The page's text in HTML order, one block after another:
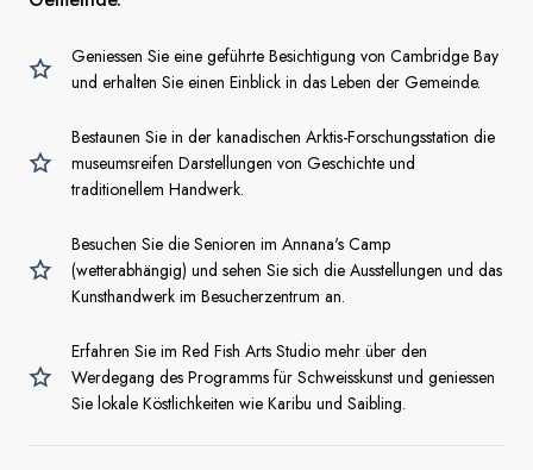
Geniessen Sie eine geführte Besichtigung von Cambridge Bay
und erhalten Sie einen Einblick in das Leben der Gemeinde.
Bestaunen Sie in der kanadischen Arktis-Forschungsstation die
museumsreifen Darstellungen von Geschichte und
traditionellem Handwerk.
Besuchen Sie die Senioren im Annana's Camp
(wetterabhängig) und sehen Sie sich die Ausstellungen und das
Kunsthandwerk im Besucherzentrum an.
Erfahren Sie im Red Fish Arts Studio mehr über den
Werdegang des Programms für Schweisskunst und geniessen
Sie lokale Köstlichkeiten wie Karibu und Saibling.